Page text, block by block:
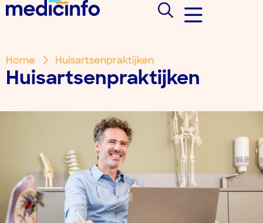
Home Huisartsenpraktijken
Huisartsenpraktijken